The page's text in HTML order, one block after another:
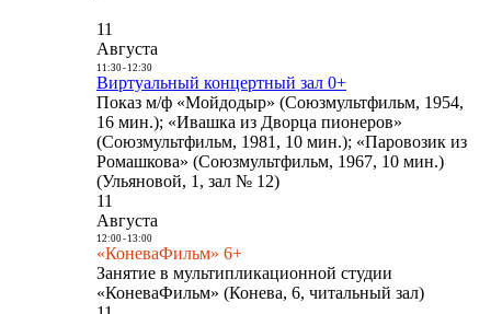
11
Августа
11:30- 12:30
Виртуальный концертный зал 0+
Показ м/ф «Мойдодыр» (Союзмультфильм, 1954,
16 мин.); «Ивашка из Дворца пионеров»
(Союзмультфильм, 1981, 10 мин.); «Паровозик из
Ромашкова» (Союзмультфильм, 1967, 10 мин.)
(Ульяновой, 1, зал № 12)
11
Августа
12:00- 13:00
«КоневаФильм» 6+
Занятие в мультипликационной студии
«КоневаФильм» (Конева, 6, читальный зал)